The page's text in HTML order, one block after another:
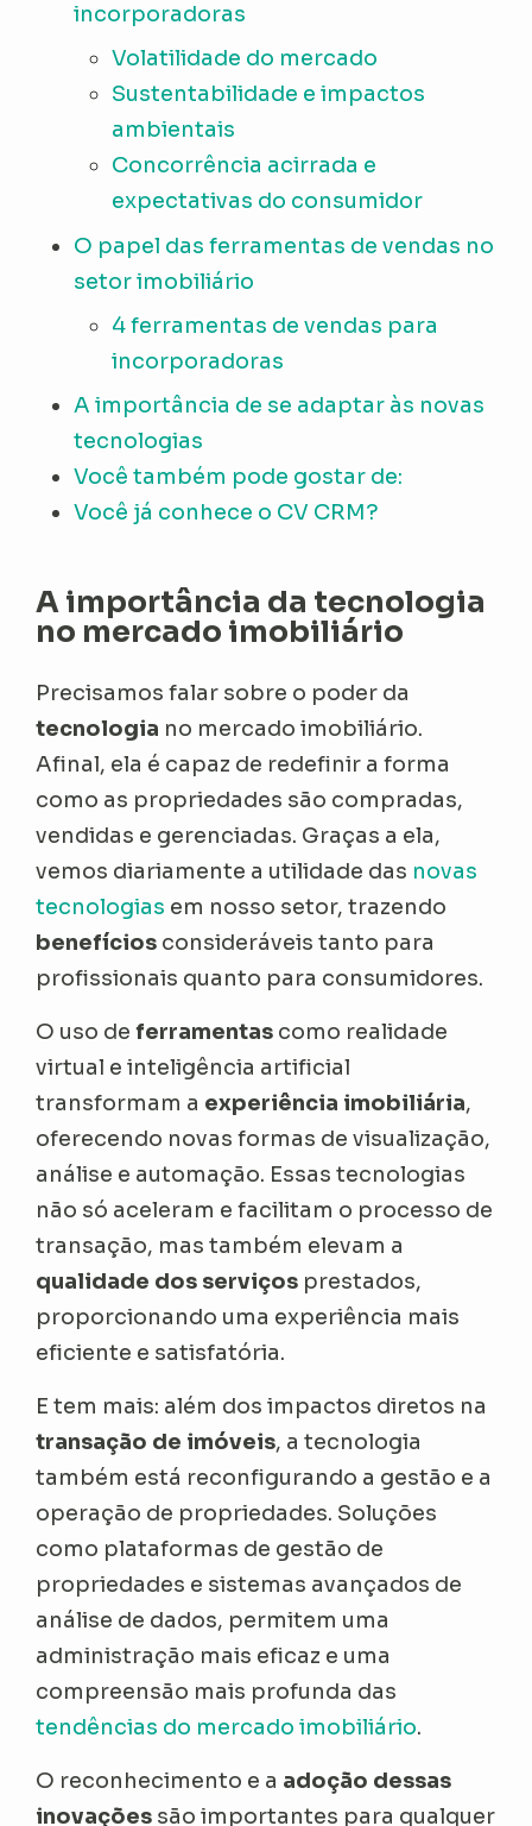
incorporadoras
Volatilidade do mercado
Sustentabilidade e impactos
ambientais
Concorrência acirrada e
expectativas do consumidor
O papel das ferramentas de vendas no
setor imobiliário
4 ferramentas de vendas para
incorporadoras
A importância de se adaptar às novas
tecnologias
Você também pode gostar de:
Você já conhece o CV CRM?
A importância da tecnologia
no mercado imobiliário
Precisamos falar sobre o poder da
tecnologia no mercado imobiliário.
Afinal, ela é capaz de redefinir a forma
como as propriedades são compradas,
vendidas e gerenciadas. Graças a ela,
vemos diariamente a utilidade das novas
tecnologias em nosso setor, trazendo
benefícios consideráveis tanto para
profissionais quanto para consumidores.
O uso deferramentas como realidade
virtual e inteligência artificial
transformam a experiência imobiliária,
oferecendo novas formas de visualização,
análise e automação. Essas tecnologias
não só aceleram e facilitam o processo de
transação, mas também elevam a
qualidade dos serviços prestados,
proporcionando uma experiência mais
eficiente e satisfatória.
E tem mais: além dos impactos diretos na
transação de imóveis, a tecnologia
também está reconfigurando a gestão e a
operação de propriedades. Soluções
como plataformas de gestão de
propriedades e sistemas avançados de
análise de dados, permitem uma
administração mais eficaz e uma
compreensão mais profunda das
tendências do mercado imobiliário.
O reconhecimento e a adoção dessas
inovações são importantes para qualquer